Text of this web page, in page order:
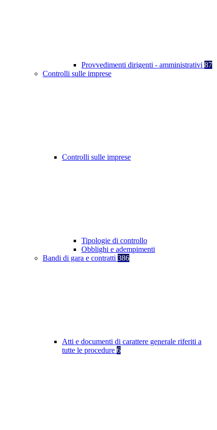
Provvedimenti dirigenti - amministrativi 87
Controlli sulle imprese
Controlli sulle imprese
Tipologie di controllo
Obblighi e adempimenti
Bandi di gara e contratti 386
Atti e documenti di carattere generale riferiti a
tutte le procedure 6